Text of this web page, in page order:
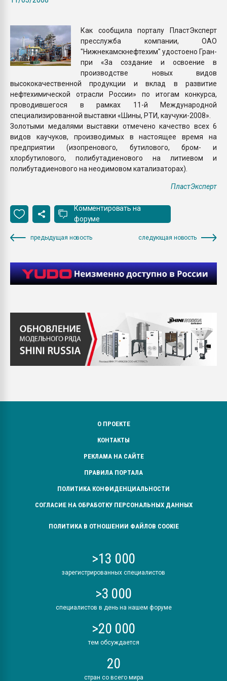
ПЕРЕЙТИ НА
Как сообщила порталу ПластЭксперт
пресслужба компании, ОАО
"Нижнекамскнефтехим" удостоено Гран-
при «За создание и освоение в
производстве новых видов
высококачественной продукции и вклад в развитие
нефтехимической отрасли России» по итогам конкурса,
проводившегося в рамках 11-й Международной
специализированной выставки «Шины, РТИ, каучуки-2008».
Золотыми медалями выставки отмечено качество всех 6
видов каучуков, производимых в настоящее время на
предприятии (изопренового, бутилового, бром- и
хлорбутилового, полибутадиенового на литиевом и
полибутадиенового на неодимовом катализаторах).
ПластЭксперт
Комментировать на
форуме
предыдущая новость следующая новость
О ПРОЕКТЕ
КОНТАКТЫ
РЕКЛАМА НА САЙТЕ
ПРАВИЛА ПОРТАЛА
ПОЛИТИКА КОНФИДЕНЦИАЛЬНОСТИ
СОГЛАСИЕ НА ОБРАБОТКУ ПЕРСОНАЛЬНЫХ ДАННЫХ
ПОЛИТИКА В ОТНОШЕНИИ ФАЙЛОВ COOKIE
>13 000
зарегистрированных специалистов
>3 000
специалистов в день на нашем форуме
>20 000
тем обсуждается
20
стран со всего мира